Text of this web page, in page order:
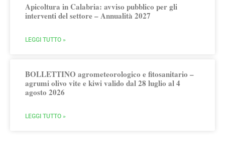
Apicoltura in Calabria: avviso pubblico per gli
interventi del settore – Annualità 2027
LEGGI TUTTO »
BOLLETTINO agrometeorologico e fitosanitario –
agrumi olivo vite e kiwi valido dal 28 luglio al 4
agosto 2026
LEGGI TUTTO »